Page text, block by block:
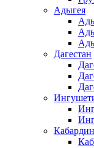
Адыгея
Дагестан